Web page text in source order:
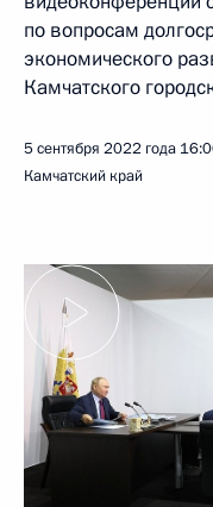
по вопросам
экономического
Камчатского
5 сентября 2022 года
Камчатский край